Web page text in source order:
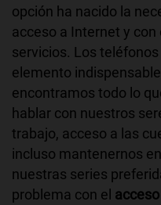
opción ha nacido la
acceso a Internet y
servicios. Los
elemento
encontramos todo lo
hablar con nuestros
trabajo, acceso a las
incluso mantenernos
nuestras series
problema con el